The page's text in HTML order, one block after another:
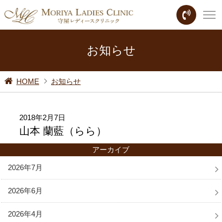
お知らせ
HOME お知らせ
2018年2月7日
山本 蘭藍（らら）
アーカイブ
2026年7月
2026年6月
2026年4月